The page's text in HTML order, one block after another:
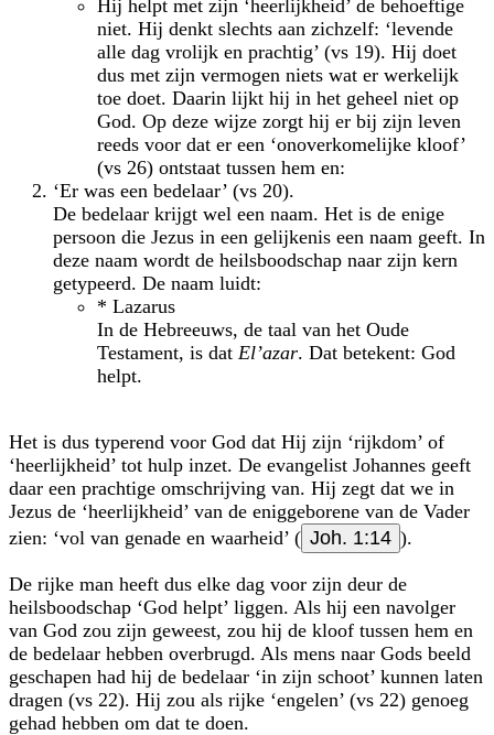
Hij helpt met zijn ‘heerlijkheid’ de behoeftige
niet. Hij denkt slechts aan zichzelf: ‘levende
alle dag vrolijk en prachtig’ (vs 19). Hij doet
dus met zijn vermogen niets wat er werkelijk
toe doet. Daarin lijkt hij in het geheel niet op
God. Op deze wijze zorgt hij er bij zijn leven
reeds voor dat er een ‘onoverkomelijke kloof’
(vs 26) ontstaat tussen hem en:
‘Er was een bedelaar’ (vs 20).
De bedelaar krijgt wel een naam. Het is de enige
persoon die Jezus in een gelijkenis een naam geeft. In
deze naam wordt de heilsboodschap naar zijn kern
getypeerd. De naam luidt:
* Lazarus
In de Hebreeuws, de taal van het Oude
Testament, is dat El’azar. Dat betekent: God
helpt.
Het is dus typerend voor God dat Hij zijn ‘rijkdom’ of
‘heerlijkheid’ tot hulp inzet. De evangelist Johannes geeft
daar een prachtige omschrijving van. Hij zegt dat we in
Jezus de ‘heerlijkheid’ van de eniggeborene van de Vader
zien: ‘vol van genade en waarheid’ ( Joh. 1:14 ).
De rijke man heeft dus elke dag voor zijn deur de
heilsboodschap ‘God helpt’ liggen. Als hij een navolger
van God zou zijn geweest, zou hij de kloof tussen hem en
de bedelaar hebben overbrugd. Als mens naar Gods beeld
geschapen had hij de bedelaar ‘in zijn schoot’ kunnen laten
dragen (vs 22). Hij zou als rijke ‘engelen’ (vs 22) genoeg
gehad hebben om dat te doen.